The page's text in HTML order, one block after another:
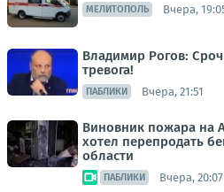
МЕЛИТОПОЛЬ Вчера,
Владимир Рогов:
тревога!
ПАБЛИКИ Вчера, 21:51
Виновник пожара на
хотел перепродать
области
ПАБЛИКИ Вчера, 20:07